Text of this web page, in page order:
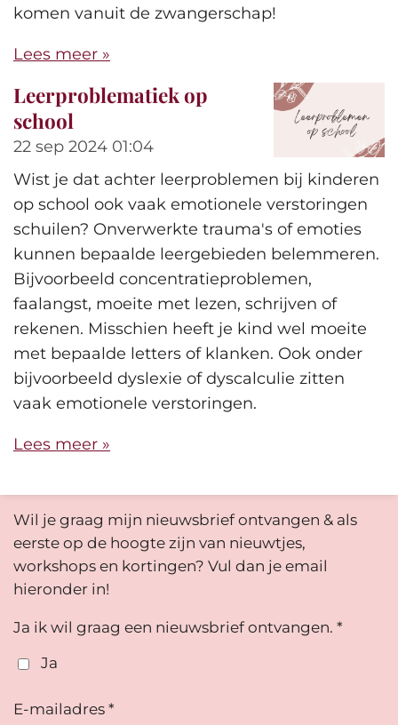
komen vanuit de zwangerschap!
Lees meer »
Leerproblematiek op
school
22 sep 2024 01:04
Wist je dat achter leerproblemen bij kinderen
op school ook vaak emotionele verstoringen
schuilen? Onverwerkte trauma's of emoties
kunnen bepaalde leergebieden belemmeren.
Bijvoorbeeld concentratieproblemen,
faalangst, moeite met lezen, schrijven of
rekenen. Misschien heeft je kind wel moeite
met bepaalde letters of klanken. Ook onder
bijvoorbeeld dyslexie of dyscalculie zitten
vaak emotionele verstoringen.
Lees meer »
Wil je graag mijn nieuwsbrief ontvangen & als
eerste op de hoogte zijn van nieuwtjes,
workshops en kortingen? Vul dan je email
hieronder in!
Ja ik wil graag een nieuwsbrief ontvangen. *
Ja
E-mailadres *